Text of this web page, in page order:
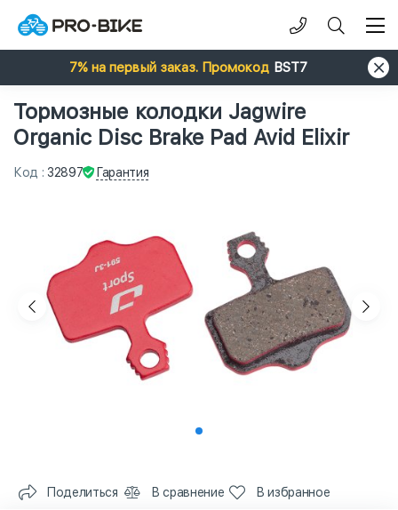
7% на первый заказ. Промокод BST7
Тормозные колодки Jagwire
Organic Disc Brake Pad Avid Elixir
Код : 32897 Гарантия
Поделиться В сравнение В избранное